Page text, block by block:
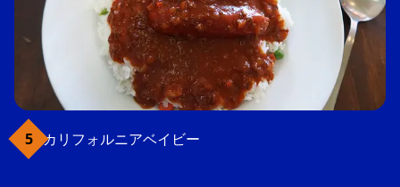
カリフォルニアベイビー